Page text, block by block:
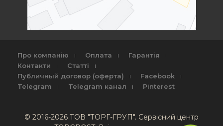
Про компанію Оплата
Гарантія
Контакти
Статті
Публичный договор (оферта)
Facebook
Telegram
Telegram канал Pinterest
© 2016-2026 ТОВ "ТОРГ-ГРУП". Сервісний центр